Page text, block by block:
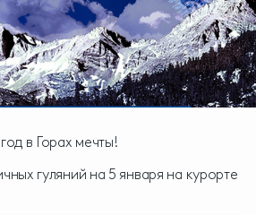
в Горах мечты!
гуляний на 5 января на курорте